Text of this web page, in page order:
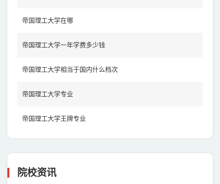
帝国理工大学在哪
帝国理工大学一年学费多少钱
帝国理工大学相当于国内什么档次
帝国理工大学专业
帝国理工大学王牌专业
院校资讯